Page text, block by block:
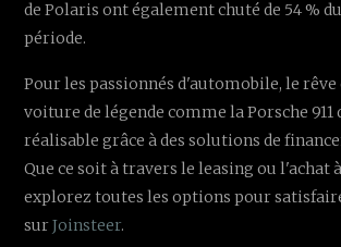
de Polaris ont également chuté de 54 %
période.
Pour les passionnés d'automobile, le
voiture de légende comme la Porsche 911
réalisable grâce à des solutions de
Que ce soit à travers le leasing ou l'achat
explorez toutes les options pour
surJoinsteer.